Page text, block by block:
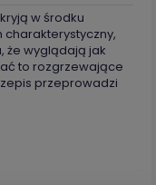
w środku
charakterystyczny,
że wyglądają jak
to rozgrzewające
przeprowadzi